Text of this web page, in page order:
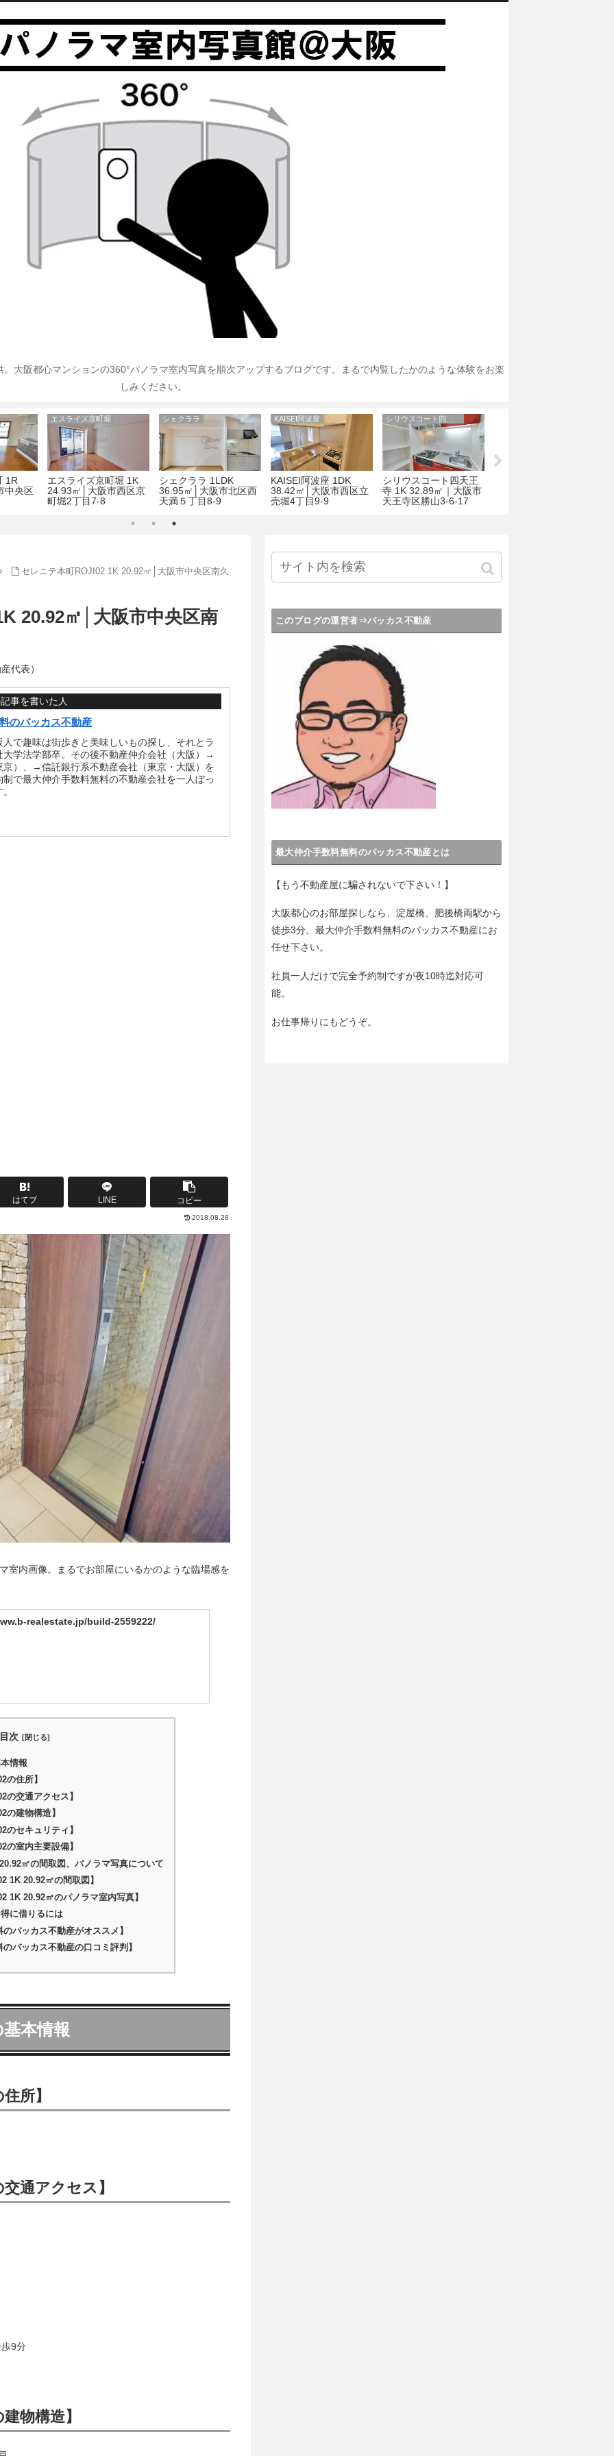
。大阪都心マンションの360°パノラマ室内写真を順次アップするブログです。まるで内覧したかのような体験をお楽
しみください。
1R
中央区
エスライズ京町堀
エスライズ京町堀 1K
24.93㎡│大阪市西区京
町堀2丁目7-8
シェクララ
シェクララ 1LDK
36.95㎡│大阪市北区西
天満５丁目8-9
KAISEI阿波座
KAISEI阿波座 1DK
38.42㎡│大阪市西区立
売堀4丁目9-9
シリウスコート四天王
寺 1K 32.89㎡｜大阪市
天王寺区勝山3-6-17
セレニテ本町ROJI02 1K 20.92㎡│大阪市中央区南久
20.92㎡│大阪市中央区南
代表）
事を書いた人
のバッカス不動産
人で趣味は街歩きと美味しいもの探し、それとラ
大学法学部卒。その後不動産仲介会社（大阪）→
京）、→信託銀行系不動産会社（東京・大阪）を
で最大仲介手数料無料の不動産会社を一人ぼっ
はてブ LINE コピー
2018.08.28
室内画像。まるでお部屋にいるかのような臨場感を
realestate.jp/build-2559222/
目次
情報
の住所】
の交通アクセス】
の建物構造】
のセキュリティ】
の室内主要設備】
㎡の間取図、パノラマ写真について
1K 20.92㎡の間取図】
1K 20.92㎡のパノラマ室内写真】
に借りるには
のバッカス不動産がオススメ】
のバッカス不動産の口コミ評判】
本情報
所】
通アクセス】
9分
物構造】
このブログの運営者⇒バッカス不動産
最大仲介手数料無料のバッカス不動産とは
【もう不動産屋に騙されないで下さい！】
大阪都心のお部屋探しなら、淀屋橋、肥後橋両駅から
徒歩3分。最大仲介手数料無料のバッカス不動産にお
任せ下さい。
社員一人だけで完全予約制ですが夜10時迄対応可
能。
お仕事帰りにもどうぞ。